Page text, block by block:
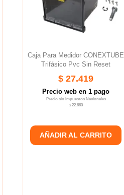
Caja Para Medidor CONEXTUBE
Trifásico Pvc Sin Reset
$ 27.419
Precio web en 1 pago
Precio sin Impuestos Nacionales
$ 22.660
AÑADIR AL CARRITO